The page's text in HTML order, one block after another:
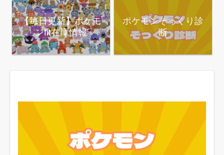
【毎日更新】ポケモ
ンfit在庫情報
ポケモンそっくり診
断